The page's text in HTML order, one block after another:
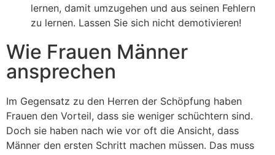
lernen, damit umzugehen und aus seinen Fehlern
zu lernen. Lassen Sie sich nicht demotivieren!
Wie Frauen Männer
ansprechen
Im Gegensatz zu den Herren der Schöpfung haben
Frauen den Vorteil, dass sie weniger schüchtern sind.
Doch sie haben nach wie vor oft die Ansicht, dass
Männer den ersten Schritt machen müssen. Das muss